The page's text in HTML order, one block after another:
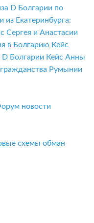
D Болгарии по
из Екатеринбурга:
Сергея и Анастасии
в Болгарию Кейс
Болгарии Кейс Анны
Румынии
новости
схемы обман